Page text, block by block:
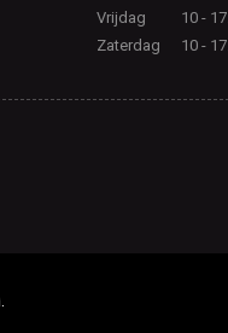
Vrijdag
10 -
Zaterdag
10 -